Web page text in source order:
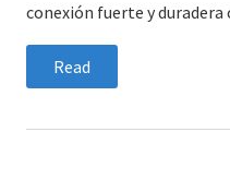
conexión fuerte y
Read